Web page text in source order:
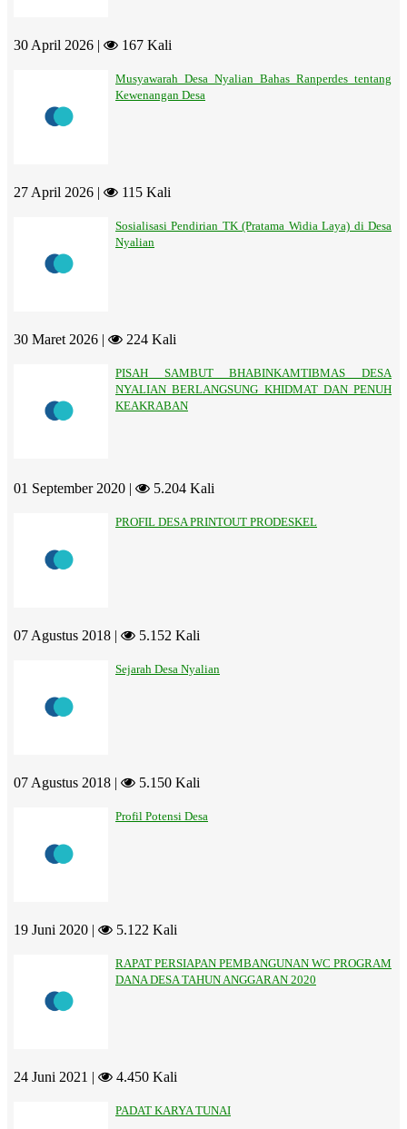
30 April 2026 | 167 Kali
Musyawarah Desa Nyalian Bahas Ranperdes tentang
Kewenangan Desa
27 April 2026 | 115 Kali
Sosialisasi Pendirian TK (Pratama Widia Laya) di Desa
Nyalian
30 Maret 2026 | 224 Kali
PISAH SAMBUT BHABINKAMTIBMAS DESA
NYALIAN BERLANGSUNG KHIDMAT DAN PENUH
KEAKRABAN
01 September 2020 | 5.204 Kali
PROFIL DESA PRINTOUT PRODESKEL
07 Agustus 2018 | 5.152 Kali
Sejarah Desa Nyalian
07 Agustus 2018 | 5.150 Kali
Profil Potensi Desa
19 Juni 2020 | 5.122 Kali
RAPAT PERSIAPAN PEMBANGUNAN WC PROGRAM
DANA DESA TAHUN ANGGARAN 2020
24 Juni 2021 | 4.450 Kali
PADAT KARYA TUNAI